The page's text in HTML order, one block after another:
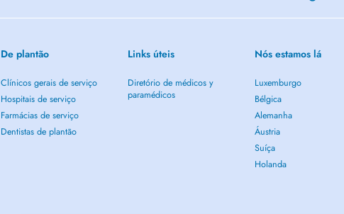
De plantão
Clínicos gerais de serviço
Hospitais de serviço
Farmácias de serviço
Dentistas de plantão
Links úteis
Diretório de médicos y
paramédicos
Nós estamos lá
Luxemburgo
Bélgica
Alemanha
Áustria
Suíça
Holanda